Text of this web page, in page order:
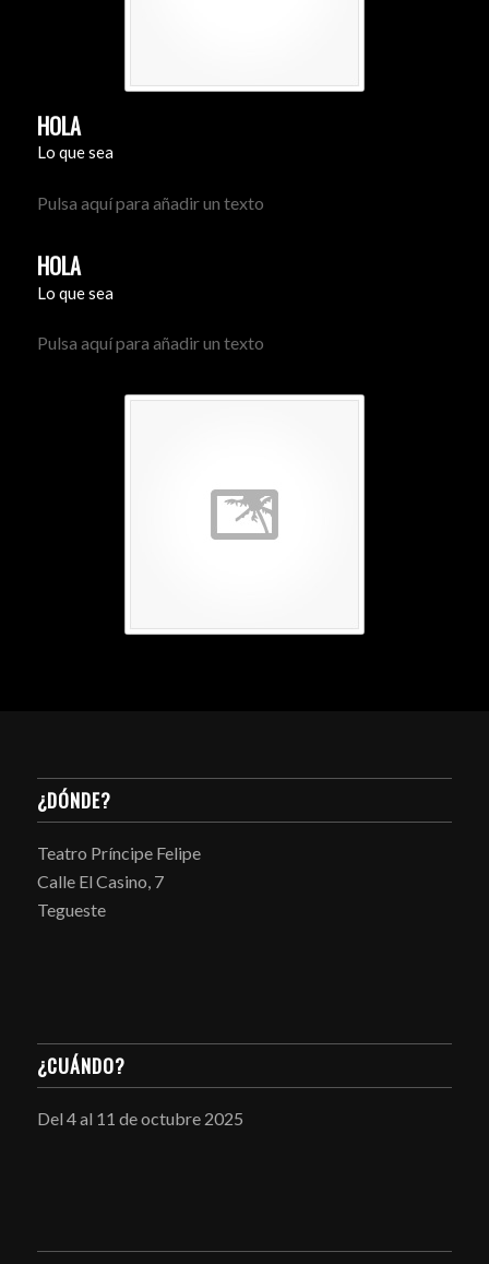
HOLA
Lo que sea
Pulsa aquí para añadir un texto
HOLA
Lo que sea
Pulsa aquí para añadir un texto
¿DÓNDE?
Teatro Príncipe Felipe
Calle El Casino, 7
Tegueste
¿CUÁNDO?
Del 4 al 11 de octubre 2025